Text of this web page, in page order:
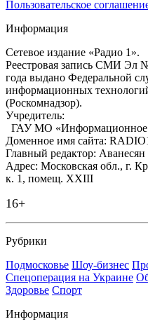
Пользовательское
Информация
Сетевое издание «Радио 1».
Реестровая запись СМИ Эл
года выдано Федеральной
информационных
(Роскомнадзор).
Учредитель:
ГАУ МО «Информационное
Доменное имя сайта:
Главный редактор:
Адрес: Московская обл., г.
к. 1, помещ. XXIII
16+
Рубрики
Подмосковье Шоу-бизнес
Спецоперация на Украине
Здоровье Спорт
Информация